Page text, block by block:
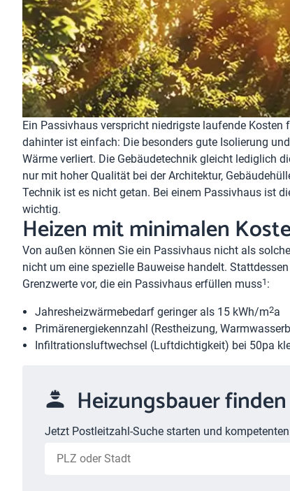
Ein Passivhaus verspricht niedrigste laufende Kosten
dahinter ist einfach: Die besonders gute Isolierung
Wärme verliert. Die Gebäudetechnik gleicht lediglich
nur mit hoher Qualität bei der Architektur,
Technik ist es nicht getan. Bei einem Passivhaus ist
wichtig.
Heizen mit minimalen
Von außen können Sie ein Passivhaus nicht als
nicht um eine spezielle Bauweise handelt.
Grenzwerte vor, die ein Passivhaus erfüllen muss1 :
Jahresheizwärmebedarf geringer als 15 kWh/m2a
Primärenergiekennzahl (Restheizung,
Infiltrationsluftwechsel (Luftdichtigkeit) bei 50pa
Heizungsbauer finden
Jetzt Postleitzahl-Suche starten und